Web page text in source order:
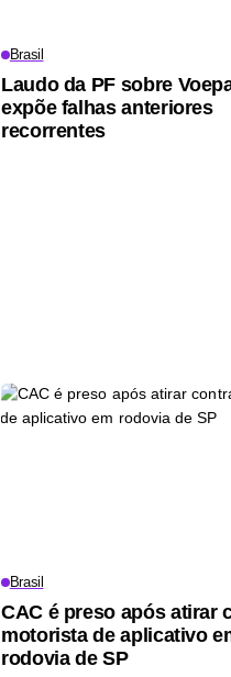
Brasil
Laudo da PF sobre
expõe falhas anteriores
recorrentes
Brasil
CAC é preso após atirar
motorista de aplicativo
rodovia de SP